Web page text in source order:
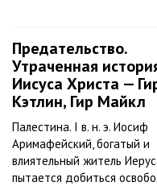
Предательство.
Утраченная
Иисуса Христа —
Кэтлин, Гир Майкл
Палестина. I в. н. э. Иосиф
Аримафейский, богатый и
влиятельный житель
пытается добиться